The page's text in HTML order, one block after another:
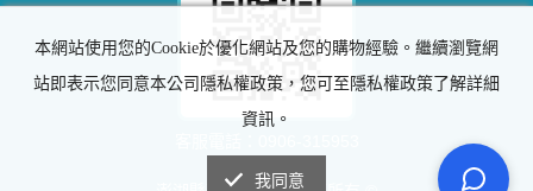
本網站使用您的Cookie於優化網站及您的購物經驗。繼續瀏覽網
站即表示您同意本公司隱私權政策，您可至隱私權政策了解詳細
資訊。
我同意